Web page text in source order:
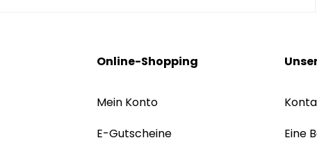
Online-Shopping
Mein Konto
E-Gutscheine
Eine